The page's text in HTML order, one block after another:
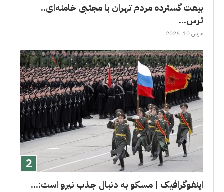
بیعت گسترده مردم تهران با مجتبی خامنه‌ای..
ترس...
مارس 10, 2026
اینفوگرافیک | مسکو به دنبال جذب نیرو است:...